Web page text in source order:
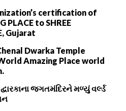
certification of
PLACE to SHREE
Gujarat
Dwarka Temple
Amazing Place world
જગતમંદિરને મળ્યું વર્લ્ડ